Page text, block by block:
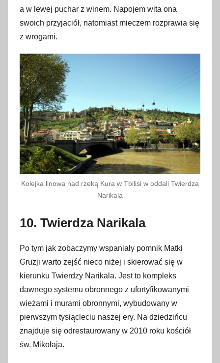
a w lewej puchar z winem. Napojem wita ona
swoich przyjaciół, natomiast mieczem rozprawia się
z wrogami.
Kolejka linowa nad rzeką Kura w Tbilisi w oddali Twierdza
Narikala
10. Twierdza Narikala
Po tym jak zobaczymy wspaniały pomnik Matki
Gruzji warto zejść nieco niżej i skierować się w
kierunku Twierdzy Narikala. Jest to kompleks
dawnego systemu obronnego z ufortyfikowanymi
wieżami i murami obronnymi, wybudowany w
pierwszym tysiącleciu naszej ery. Na dziedzińcu
znajduje się odrestaurowany w 2010 roku kościół
św. Mikołaja.